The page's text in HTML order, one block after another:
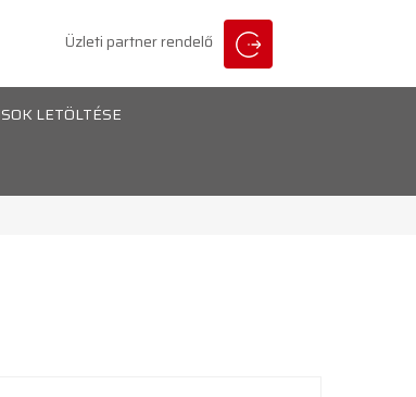
Üzleti partner rendelő
LETÖLTÉSE